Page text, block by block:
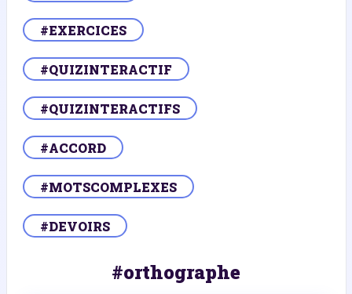
#EXERCICES
#QUIZINTERACTIF
#QUIZINTERACTIFS
#ACCORD
#MOTSCOMPLEXES
#DEVOIRS
#orthographe